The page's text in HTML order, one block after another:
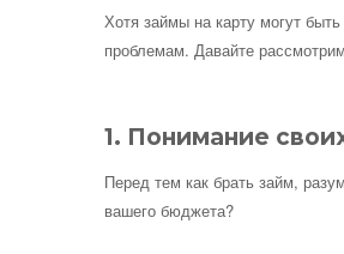
Хотя займы на карту могут
проблемам. Давайте
1. Понимание
Перед тем как брать займ,
вашего бюджета?